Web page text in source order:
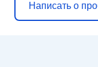
Написать о